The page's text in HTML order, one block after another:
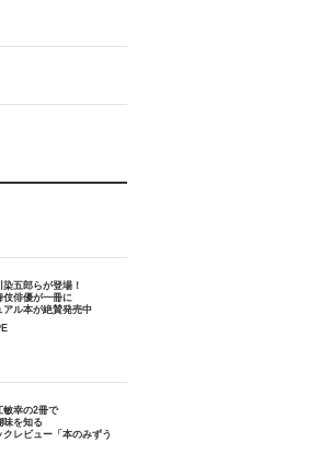
五郎らが登場！
俳優が一冊に
アル本が絶賛発売中
敏幸の2冊で
味を知る
レビュー「本のみずう